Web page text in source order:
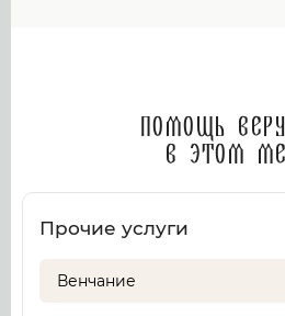
Помощь
в этом
Прочие услуги
Венчание